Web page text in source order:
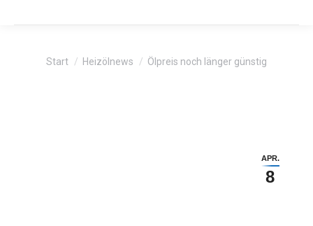
Sie befinden sich hier:
Start Heizölnews Ölpreis noch länger günstig
APR.
8